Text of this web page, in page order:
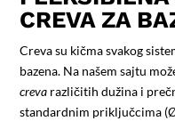
CREVA ZA
Creva su kičma svakog
bazena. Na našem sajtu
creva različitih dužina i
standardnim priključcima